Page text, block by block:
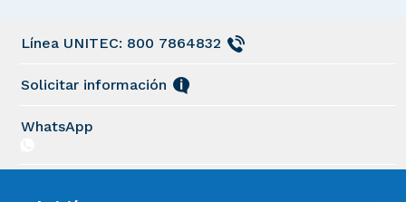
Línea UNITEC: 800 7864832
Solicitar información
WhatsApp